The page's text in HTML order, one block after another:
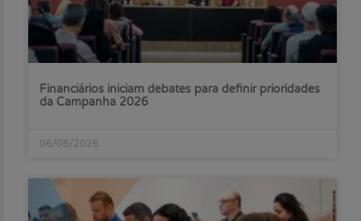
Financiários iniciam debates para definir prioridades
da Campanha 2026
06/08/2026